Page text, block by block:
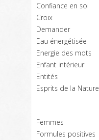
Confiance en soi
Croix
Demander
Eau énergétisée
Energie des mots
Enfant intérieur
Entités
Esprits de la Nature
Femmes
Formules positives